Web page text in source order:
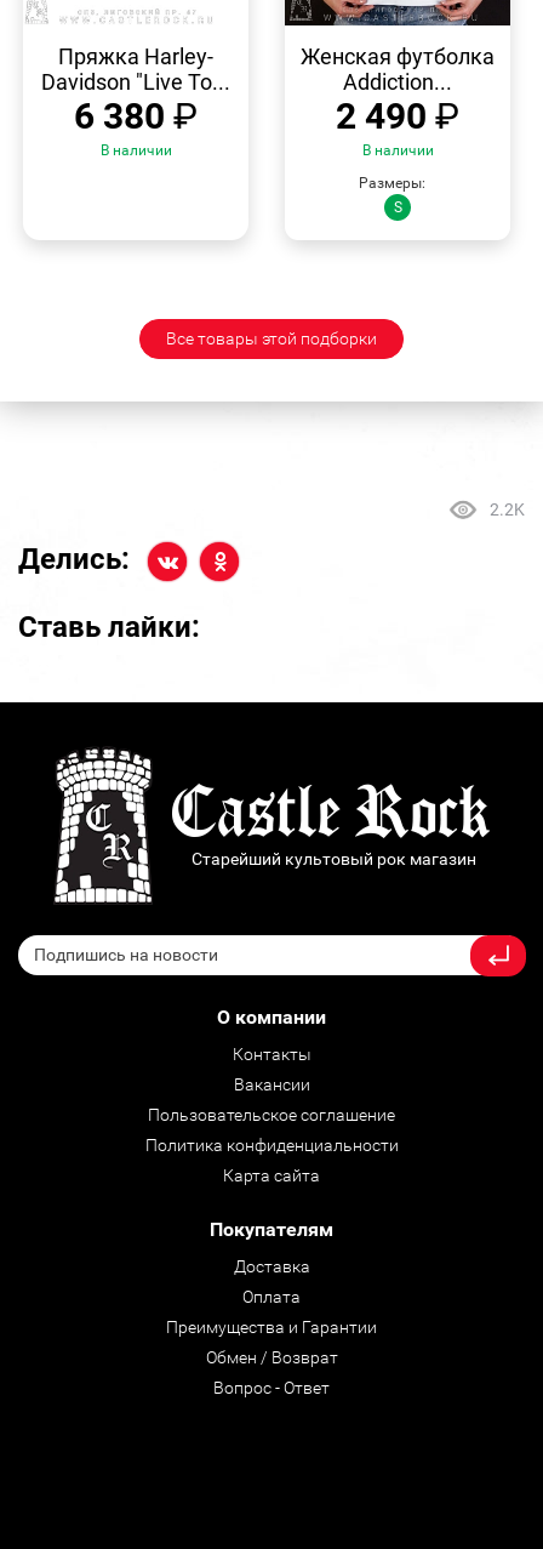
ПРОСМОТР
Пряжка Harley-
Davidson "Live To...
6 380 ₽
В наличии
ПРОСМОТР
Женская футболка
Addiction...
2 490 ₽
В наличии
Размеры:
S
Все товары этой подборки
2.2K
Делись:
Ставь лайки:
Старейший культовый рок магазин
О компании
Контакты
Вакансии
Пользовательское соглашение
Политика конфиденциальности
Карта сайта
Покупателям
Доставка
Оплата
Преимущества и Гарантии
Обмен / Возврат
Вопрос - Ответ